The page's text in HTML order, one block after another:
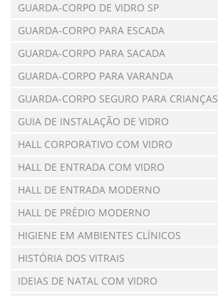
GUARDA-CORPO DE VIDRO SP
GUARDA-CORPO PARA ESCADA
GUARDA-CORPO PARA SACADA
GUARDA-CORPO PARA VARANDA
GUARDA-CORPO SEGURO PARA CRIANÇAS
GUIA DE INSTALAÇÃO DE VIDRO
HALL CORPORATIVO COM VIDRO
HALL DE ENTRADA COM VIDRO
HALL DE ENTRADA MODERNO
HALL DE PRÉDIO MODERNO
HIGIENE EM AMBIENTES CLÍNICOS
HISTÓRIA DOS VITRAIS
IDEIAS DE NATAL COM VIDRO